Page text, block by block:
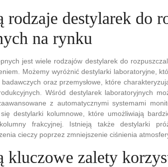
rodzaje destylarek do
na rynku
jest wiele rodzajów destylarek do
Możemy wyróżnić destylarki laboratoryjne,
oraz przemysłowe, które
Wśród destylarek laboratoryjnych
z automatycznymi systemami
destylarki kolumnowe, które umożliwiają
frakcyjnej. Istnieją także destylarki
cieczy poprzez zmniejszenie ciśnienia
kluczowe zalety